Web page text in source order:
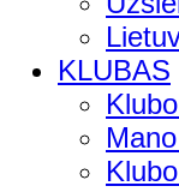
KLUBAS